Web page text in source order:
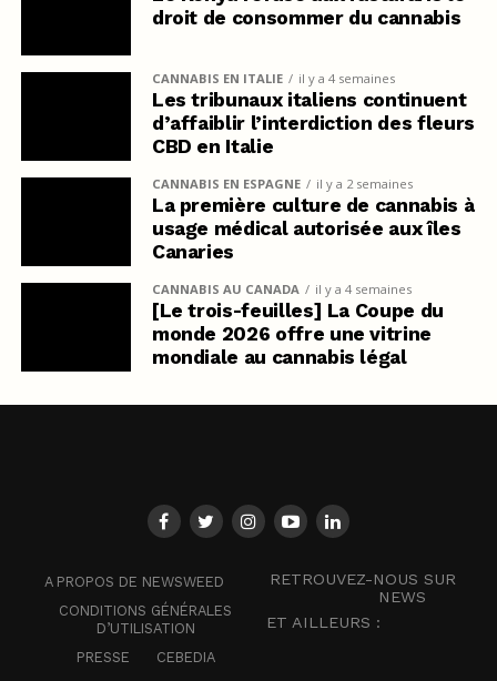
droit de consommer du cannabis
CANNABIS EN ITALIE il y a 4 semaines
Les tribunaux italiens continuent
d’affaiblir l’interdiction des fleurs
CBD en Italie
CANNABIS EN ESPAGNE il y a 2 semaines
La première culture de cannabis à
usage médical autorisée aux îles
Canaries
CANNABIS AU CANADA il y a 4 semaines
[Le trois-feuilles] La Coupe du
monde 2026 offre une vitrine
mondiale au cannabis légal
A PROPOS DE NEWSWEED
CONDITIONS GÉNÉRALES
D’UTILISATION
PRESSE
CEBEDIA
RETROUVEZ-NOUS SUR
NEWS
ET AILLEURS :